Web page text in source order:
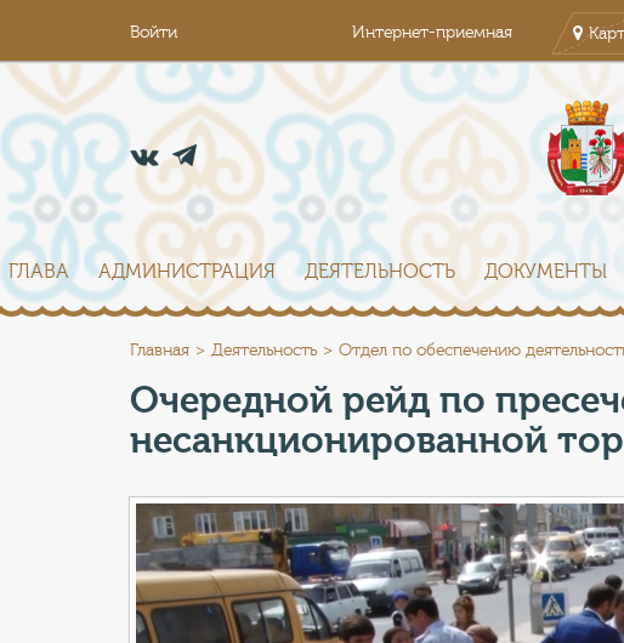
Войти Интернет-приемная
ГЛАВА АДМИНИСТРАЦИЯ ДЕЯТЕЛЬНОСТЬ ДОКУМЕНТЫ
Главная Деятельность Отдел по обеспечению
Очередной рейд по
несанкционированной